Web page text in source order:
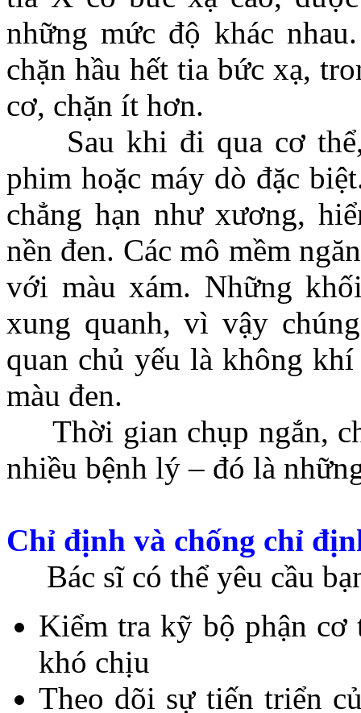
những mức độ khác
chặn hầu hết tia bức xạ,
cơ, chặn ít hơn.
Sau khi đi qua cơ thể,
phim hoặc máy dò đặc
chẳng hạn như xương,
nền đen. Các mô mềm
với màu xám. Những
xung quanh, vì vậy
quan chủ yếu là không
màu đen.
Thời gian chụp ngắn,
nhiều bệnh lý – đó là
Chỉ định và chống chỉ
Bác sĩ có thể yêu cầu
Kiểm tra kỹ bộ phận cơ
khó chịu
Theo dõi sự tiến triển